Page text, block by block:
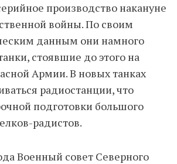
производство накануне
войны. По своим
данным они намного
стоявшие до этого на
Армии. В новых танках
радиостанции, что
подготовки большого
радистов.
Военный совет Северного